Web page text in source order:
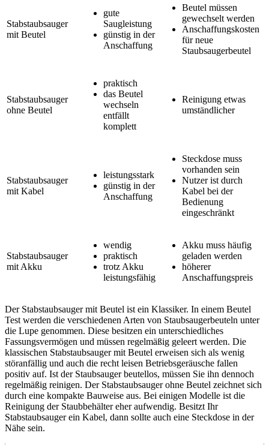
Stabstaubsauger
mit Beutel
gute
Saugleistung
günstig in der
Anschaffung
Beutel müssen
gewechselt werden
Anschaffungskosten
für neue
Staubsaugerbeutel
Stabstaubsauger
ohne Beutel
praktisch
das Beutel
wechseln
entfällt
komplett
Reinigung etwas
umständlicher
Stabstaubsauger
mit Kabel
leistungsstark
günstig in der
Anschaffung
Steckdose muss
vorhanden sein
Nutzer ist durch
Kabel bei der
Bedienung
eingeschränkt
Stabstaubsauger
mit Akku
wendig
praktisch
trotz Akku
leistungsfähig
Akku muss häufig
geladen werden
höherer
Anschaffungspreis
Der Stabstaubsauger mit Beutel ist ein Klassiker. In einem Beutel
Test werden die verschiedenen Arten von Staubsaugerbeuteln unter
die Lupe genommen. Diese besitzen ein unterschiedliches
Fassungsvermögen und müssen regelmäßig geleert werden. Die
klassischen Stabstaubsauger mit Beutel erweisen sich als wenig
störanfällig und auch die recht leisen Betriebsgeräusche fallen
positiv auf. Ist der Staubsauger beutellos, müssen Sie ihn dennoch
regelmäßig reinigen. Der Stabstaubsauger ohne Beutel zeichnet sich
durch eine kompakte Bauweise aus. Bei einigen Modelle ist die
Reinigung der Staubbehälter eher aufwendig. Besitzt Ihr
Stabstaubsauger ein Kabel, dann sollte auch eine Steckdose in der
Nähe sein.